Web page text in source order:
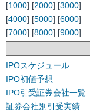
[1000] [2000] [3000]
[4000] [5000] [6000]
[7000] [8000] [9000]
IPOスケジュール
IPO初値予想
IPO引受証券会社一覧
証券会社別引受実績